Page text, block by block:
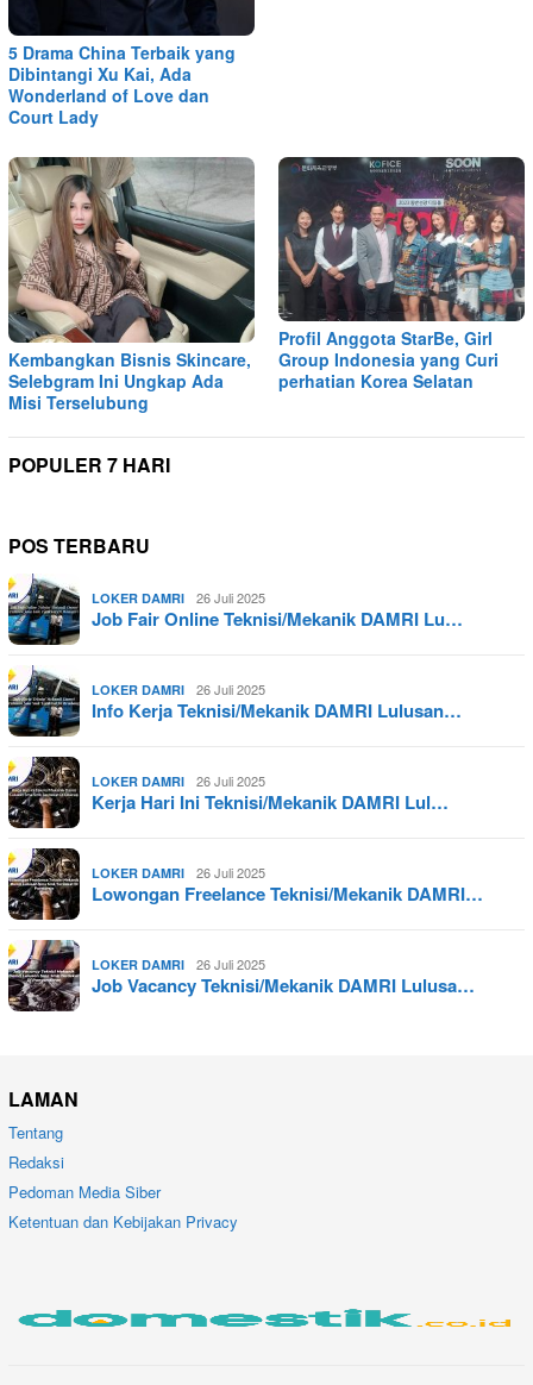
5 Drama China Terbaik yang
Dibintangi Xu Kai, Ada
Wonderland of Love dan
Court Lady
Kembangkan Bisnis Skincare,
Selebgram Ini Ungkap Ada
Misi Terselubung
Profil Anggota StarBe, Girl
Group Indonesia yang Curi
perhatian Korea Selatan
POPULER 7 HARI
POS TERBARU
LOKER DAMRI 26 Juli 2025
Job Fair Online Teknisi/Mekanik DAMRI Lu…
LOKER DAMRI 26 Juli 2025
Info Kerja Teknisi/Mekanik DAMRI Lulusan…
LOKER DAMRI 26 Juli 2025
Kerja Hari Ini Teknisi/Mekanik DAMRI Lul…
LOKER DAMRI 26 Juli 2025
Lowongan Freelance Teknisi/Mekanik DAMRI…
LOKER DAMRI 26 Juli 2025
Job Vacancy Teknisi/Mekanik DAMRI Lulusa…
LAMAN
Tentang
Redaksi
Pedoman Media Siber
Ketentuan dan Kebijakan Privacy